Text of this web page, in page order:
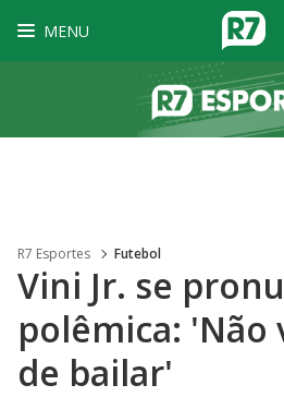
MENU
R7 Esportes Futebol
Vini Jr. se
polêmica: 'Não
de bailar'